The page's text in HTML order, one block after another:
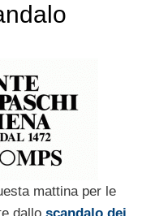
mattina per le